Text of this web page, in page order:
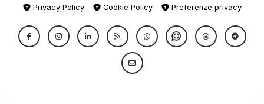
Privacy Policy
Cookie Policy Preferenze privacy